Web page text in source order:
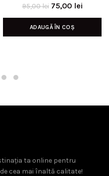
95,00lei Prețul
inițial
a
75,00 leiPrețul
curent
ADAUGĂ ÎN COȘ
ta online pentru
cea mai înaltă calitate!